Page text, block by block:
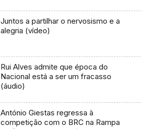
Juntos a partilhar o nervosismo e a
alegria (vídeo)
Rui Alves admite que época do
Nacional está a ser um fracasso
(áudio)
António Giestas regressa à
competição com o BRC na Rampa